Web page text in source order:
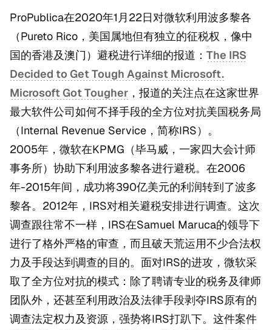
ProPublica在2020年1月22日对微软利用波多黎各
（Pureto Rico，美国属地但有独立的征税权，像中
国的香港及澳门）避税进行详细的报道： The IRS
Decided to Get Tough Against Microsoft.
Microsoft Got Tougher ，报道的关注点在这家世界
最大软件公司如何不择手段的全方位对抗美国税务局
（Internal Revenue Service，简称IRS）。
2005年，微软在KPMG（毕马威，一家四大会计师
事务所）协助下利用波多黎各进行避税。在2006
年-2015年间，成功将390亿美元的利润转到了波多
黎各。2012年，IRS对相关避税安排进行调查。这次
调查跟往常不一样，IRS在Samuel Maruca的领导下
进行了格外严格的审查，而且破天荒运用不少合法权
力及手段达到调查的目的。面对IRS的进攻，微软采
取了全方位对抗的模式：除了聘请专业的税务及律师
团队外，还甚至利用政治及法律手段剥夺IRS原有的
调查法定权力及资源，强势将IRS打趴下。这件案件